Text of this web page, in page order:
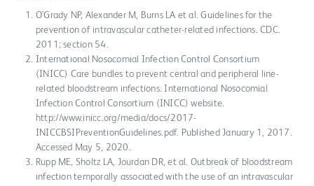
O'Grady NP, Alexander M, Burns LA et al. Guidelines for the
prevention of intravascular catheter-related infections. CDC.
2011; section 54.
International Nosocomial Infection Control Consortium
(INICC) Care bundles to prevent central and peripheral line-
related bloodstream infections. International Nosocomial
Infection Control Consortium (INICC) website.
http://www.inicc.org/media/docs/2017-
INICCBSIPreventionGuidelines.pdf. Published January 1, 2017.
Accessed May 5, 2020.
Rupp ME, Sholtz LA, Jourdan DR, et al. Outbreak of bloodstream
infection temporally associated with the use of an intravascular